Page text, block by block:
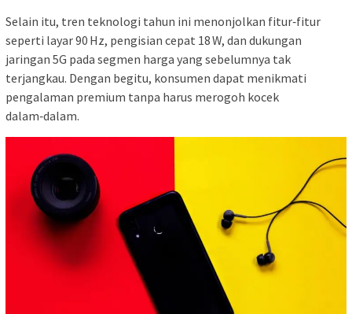
Selain itu, tren teknologi tahun ini menonjolkan fitur‑fitur
seperti layar 90 Hz, pengisian cepat 18 W, dan dukungan
jaringan 5G pada segmen harga yang sebelumnya tak
terjangkau. Dengan begitu, konsumen dapat menikmati
pengalaman premium tanpa harus merogoh kocek
dalam‑dalam.